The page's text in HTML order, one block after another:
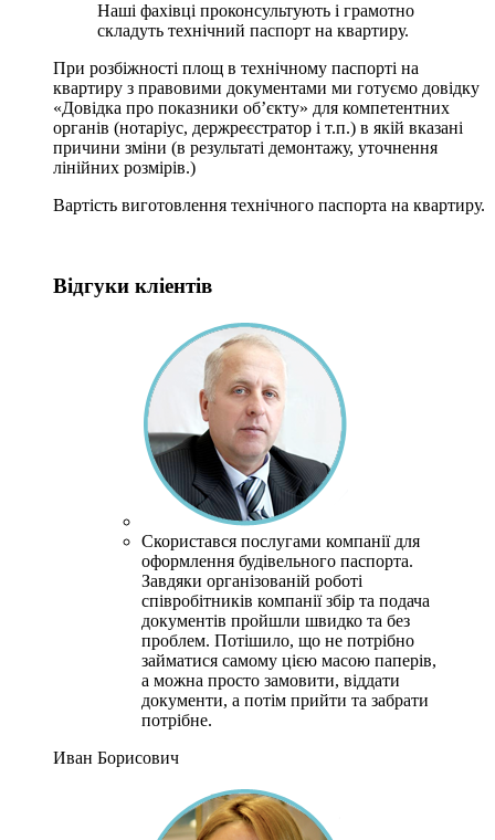
Наші фахівці проконсультують і грамотно
складуть технічний паспорт на квартиру.
При розбіжності площ в технічному паспорті на
квартиру з правовими документами ми готуємо довідку
«Довідка про показники об’єкту» для компетентних
органів (нотаріус, держреєстратор і т.п.) в якій вказані
причини зміни (в результаті демонтажу, уточнення
лінійних розмірів.)
Вартість виготовлення технічного паспорта на квартиру.
Відгуки кліентів
Скористався послугами компанії для
оформлення будівельного паспорта.
Завдяки організованій роботі
співробітників компанії збір та подача
документів пройшли швидко та без
проблем. Потішило, що не потрібно
займатися самому цією масою паперів,
а можна просто замовити, віддати
документи, а потім прийти та забрати
потрібне.
Иван Борисович